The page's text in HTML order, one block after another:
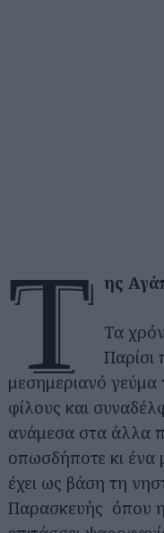
τ ης
Τα
Παρίσι
μεσημεριανό
φίλους και
ανάμεσα στα άλλα
οπωσδήποτε κι ένα
έχει ως βάση τη
Παρασκευής όπου